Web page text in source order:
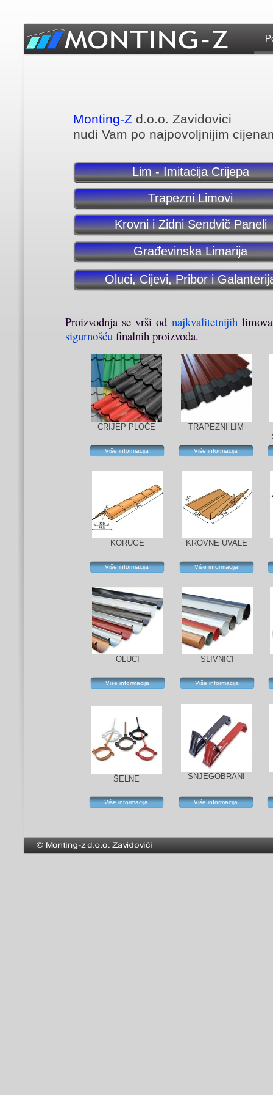
CRIJEP PLOČE
TRAPEZNI LIM
Monting-Z d.o.o. Zavidovici
nudi Vam po najpovoljnijim
Više informacija Više informacija
OLUCI SLIVNICI
Više informacija Više informacija
SNJEGOBRANI
ŠELNE
Više informacija
Više informacija
KORUGE KROVNE UVALE
Više informacija Više informacija
Lim - Imitacija Crijepa
Trapezni Limovi
Krovni i Zidni Sendvič Paneli
Građevinska Limarija
Oluci, Cijevi, Pribor i
Proizvodnja se vrši od najkvalitetnijihlimova
sigurnošću finalnih proizvoda.